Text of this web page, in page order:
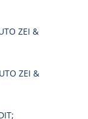
ZEI &
ZEI &